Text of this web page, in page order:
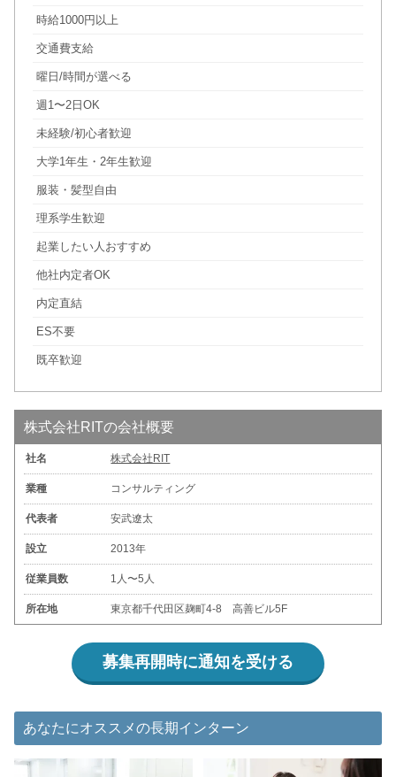
時給1000円以上
交通費支給
曜日/時間が選べる
週1〜2日OK
未経験/初心者歓迎
大学1年生・2年生歓迎
服装・髪型自由
理系学生歓迎
起業したい人おすすめ
他社内定者OK
内定直結
ES不要
既卒歓迎
株式会社RITの会社概要
社名 株式会社RIT
業種 コンサルティング
代表者 安武遼太
設立 2013年
従業員数 1人〜5人
所在地 東京都千代田区麹町4-8 高善ビル5F
募集再開時に通知を受ける
あなたにオススメの長期インターン